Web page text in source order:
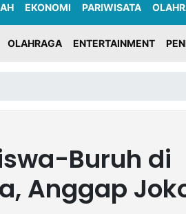
EKONOMI PARIWISATA
OLAHRAGA ENTERTAINMENT
Buruh di
Anggap